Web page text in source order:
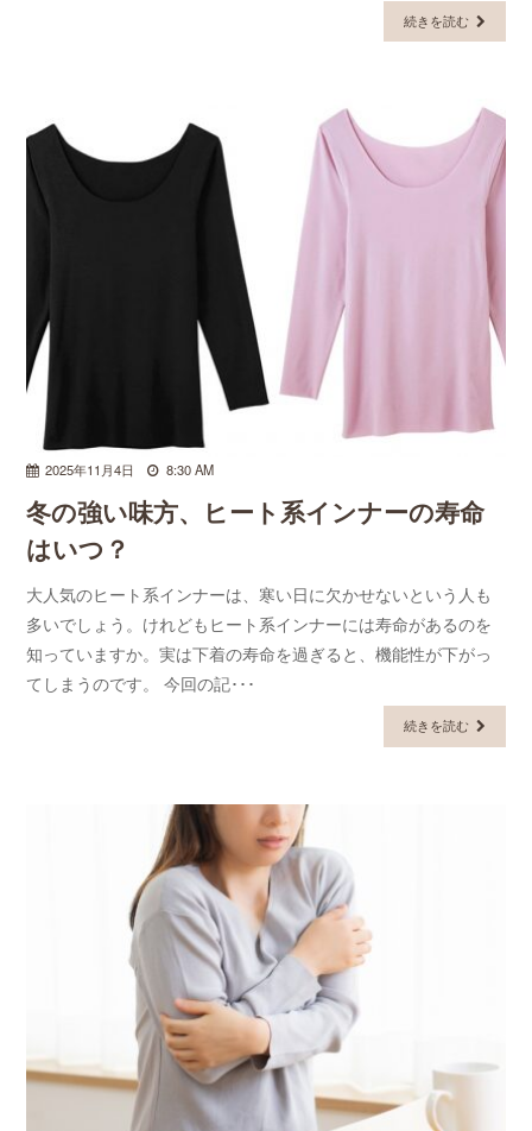
続きを読む
2025年11月4日 8:30 AM
冬の強い味方、ヒート系インナーの寿命
はいつ？
大人気のヒート系インナーは、寒い日に欠かせないという人も
多いでしょう。けれどもヒート系インナーには寿命があるのを
知っていますか。実は下着の寿命を過ぎると、機能性が下がっ
てしまうのです。 今回の記･･･
続きを読む